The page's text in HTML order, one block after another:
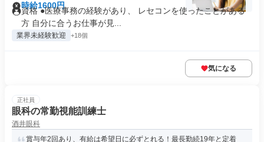
時給1600円
資格 ●医療事務の経験があり、 レセコンを使ったことがある
方 自分に合うお仕事が見...
業界未経験歓迎 +18個
気になる
正社員
眼科の常勤視能訓練士
酒井眼科
賞与年2回あり、有給は希望日に必ずとれる！最長勤続19年と定着